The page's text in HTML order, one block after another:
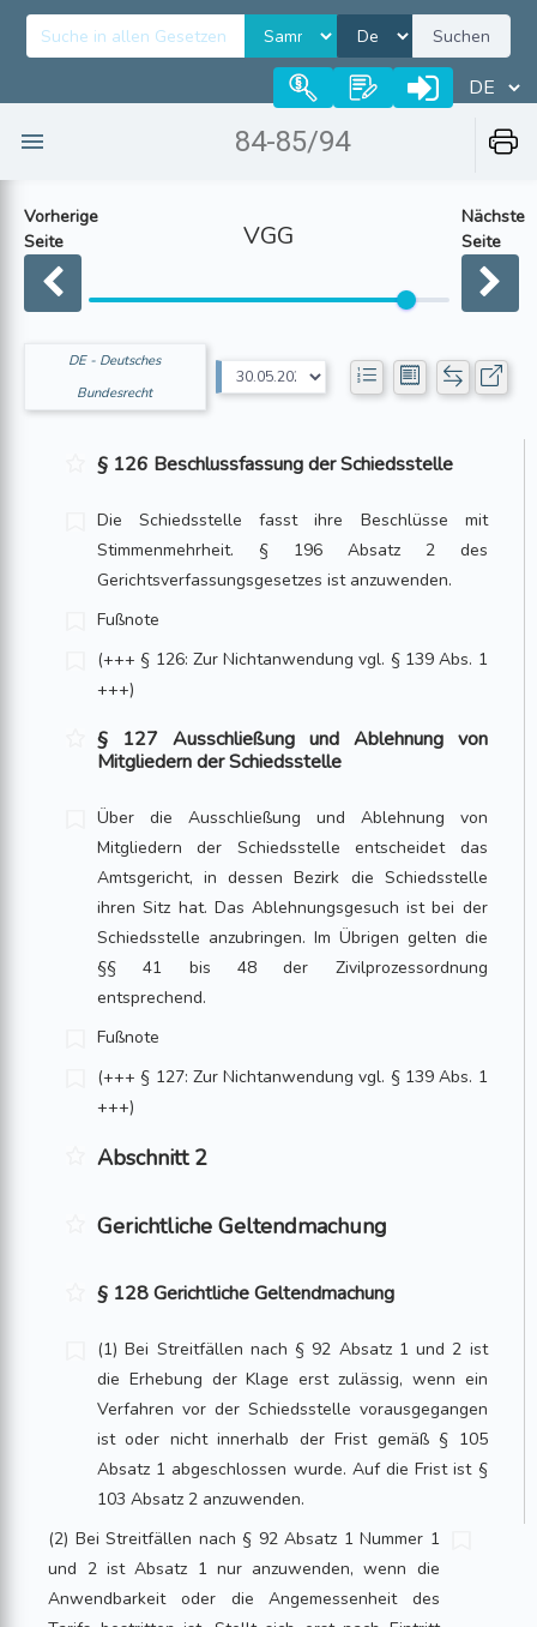
Suchen
84-85/94
Vorherige
Seite
VGG
Nächste
Seite
DE - Deutsches
Bundesrecht
§ 126 Beschlussfassung der Schiedsstelle
Die Schiedsstelle fasst ihre Beschlüsse mit
Stimmenmehrheit. § 196 Absatz 2 des
Gerichtsverfassungsgesetzes ist anzuwenden.
Fußnote
(+++ § 126: Zur Nichtanwendung vgl. § 139 Abs. 1
+++)
§ 127 Ausschließung und Ablehnung von
Mitgliedern der Schiedsstelle
Über die Ausschließung und Ablehnung von
Mitgliedern der Schiedsstelle entscheidet das
Amtsgericht, in dessen Bezirk die Schiedsstelle
ihren Sitz hat. Das Ablehnungsgesuch ist bei der
Schiedsstelle anzubringen. Im Übrigen gelten die
§§ 41 bis 48 der Zivilprozessordnung
entsprechend.
Fußnote
(+++ § 127: Zur Nichtanwendung vgl. § 139 Abs. 1
+++)
Abschnitt 2
Gerichtliche Geltendmachung
§ 128 Gerichtliche Geltendmachung
(1) Bei Streitfällen nach § 92 Absatz 1 und 2 ist
die Erhebung der Klage erst zulässig, wenn ein
Verfahren vor der Schiedsstelle vorausgegangen
ist oder nicht innerhalb der Frist gemäß § 105
Absatz 1 abgeschlossen wurde. Auf die Frist ist §
103 Absatz 2 anzuwenden.
(2) Bei Streitfällen nach § 92 Absatz 1 Nummer 1
und 2 ist Absatz 1 nur anzuwenden, wenn die
Anwendbarkeit oder die Angemessenheit des